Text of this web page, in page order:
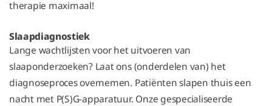
therapie maximaal!
Slaapdiagnostiek
Lange wachtlijsten voor het uitvoeren van
slaaponderzoeken? Laat ons (onderdelen van) het
diagnoseproces overnemen. Patiënten slapen thuis een
nacht met P(S)G-apparatuur. Onze gespecialiseerde